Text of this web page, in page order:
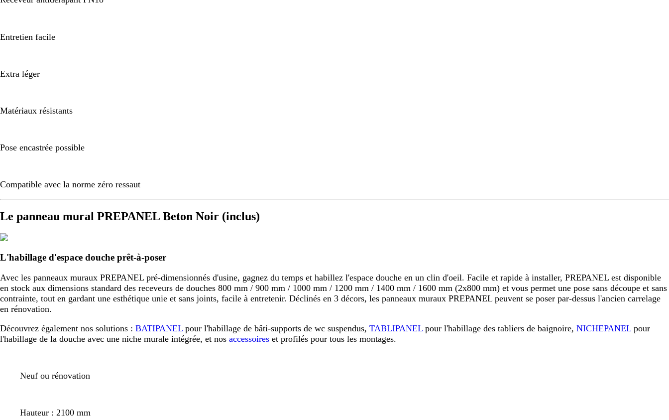
Entretien facile
Extra léger
Matériaux résistants
Pose encastrée possible
Compatible avec la norme zéro ressaut
Le panneau mural PREPANEL Beton Noir (inclus)
L'habillage d'espace douche prêt-à-poser
Avec les panneaux muraux PREPANEL pré-dimensionnés d'usine, gagnez du temps et habillez l'espace douche en un clin d'oeil. Facile et rapide à installer, PREPANEL est disponible
en stock aux dimensions standard des receveurs de douches 800 mm / 900 mm / 1000 mm / 1200 mm / 1400 mm / 1600 mm (2x800 mm) et vous permet une pose sans découpe et sans
contrainte, tout en gardant une esthétique unie et sans joints, facile à entretenir. Déclinés en 3 décors, les panneaux muraux PREPANEL peuvent se poser par-dessus l'ancien carrelage
en rénovation.
Découvrez également nos solutions : BATIPANEL pour l'habillage de bâti-supports de wc suspendus, TABLIPANEL pour l'habillage des tabliers de baignoire, NICHEPANEL pour
l'habillage de la douche avec une niche murale intégrée, et nos accessoires et profilés pour tous les montages.
Neuf ou rénovation
Hauteur : 2100 mm